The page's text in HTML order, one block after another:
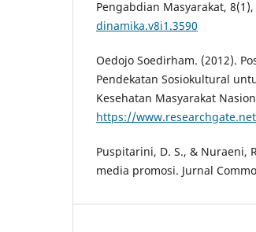
Pengabdian Masyarakat, 8(1),
dinamika.v8i1.3590
Oedojo Soedirham. (2012).
Pendekatan Sosiokultural
Kesehatan Masyarakat
https://
Puspitarini, D. S., & Nuraeni,
media promosi. Jurnal